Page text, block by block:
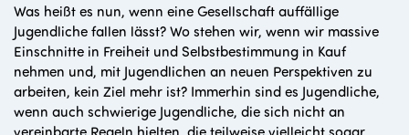
Was heißt es nun, wenn eine Gesellschaft auffällige
Jugendliche fallen lässt? Wo stehen wir, wenn wir massive
Einschnitte in Freiheit und Selbstbestimmung in Kauf
nehmen und, mit Jugendlichen an neuen Perspektiven zu
arbeiten, kein Ziel mehr ist? Immerhin sind es Jugendliche,
wenn auch schwierige Jugendliche, die sich nicht an
vereinbarte Regeln hielten, die teilweise vielleicht sogar